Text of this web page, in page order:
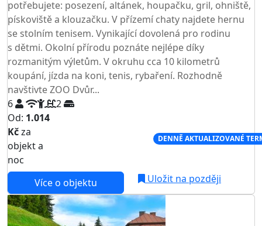
potřebujete: posezení, altánek, houpačku, gril, ohniště,
pískoviště a klouzačku. V přízemí chaty najdete hernu
se stolním tenisem. Vynikající dovolená pro rodinu
s dětmi. Okolní přírodu poznáte nejlépe díky
rozmanitým výletům. V okruhu cca 10 kilometrů
koupání, jízda na koni, tenis, rybaření. Rozhodně
navštivte ZOO Dvůr...
6
2
Od: 1.014
Kčza
objekt a
noc
DENNĚ AKTUALIZOVANÉ
Více o objektu
Uložit na později